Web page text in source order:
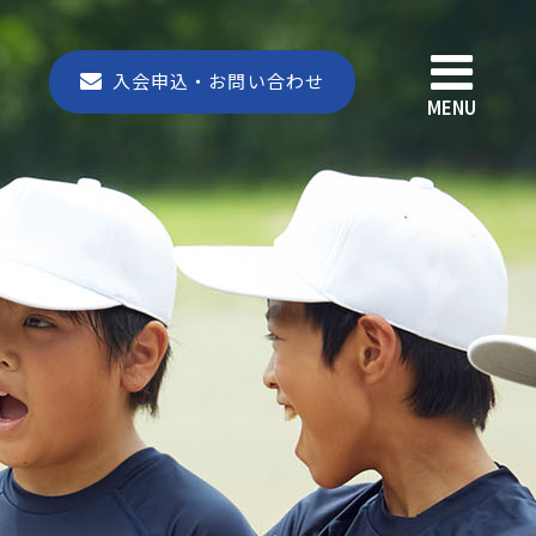
入会申込・お問い合わせ
MENU